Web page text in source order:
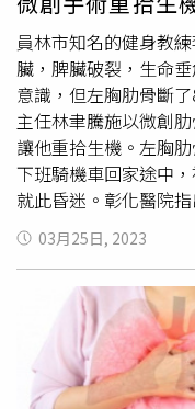
治療效果勢必大打折
的心境、治療路程也
醫師表示，現在手上
位已使用標靶治療半
發，建議早期肺癌患
個別情況選擇適合的
血，其實根本就不是
生都不敢告訴我們，
其實那天送來在裡面
個手術紀錄裡面有記
3月3日的轉入紀錄顯
清，每分鐘呼吸20下
缺血缺氧性腦病休克
理。李醫生甚至對家
做的任何手術經得起
兒至今仍躺在兒科重
命吊著的，她沒有意
命完全靠呼吸機維持
就三五分鐘就沒了」
承受，「從我女兒住
快70萬了。我們剛開
員林市知名的健身教
臟，脾臟破裂，生命
意識，但左胸肋骨斷
主任林聿騰施以微創
讓他重拾生機。左胸
下班騎機車回家途中
就此昏迷。彰化醫院
科醫師聯手接力手術
左大腿骨的粉碎性骨
手術之後，他已經甦
嗽時牽動到斷裂的左
的嗎啡都止不了痛。
任表示，病人虛弱，
就受不了，如果動傳
03月25日, 2023